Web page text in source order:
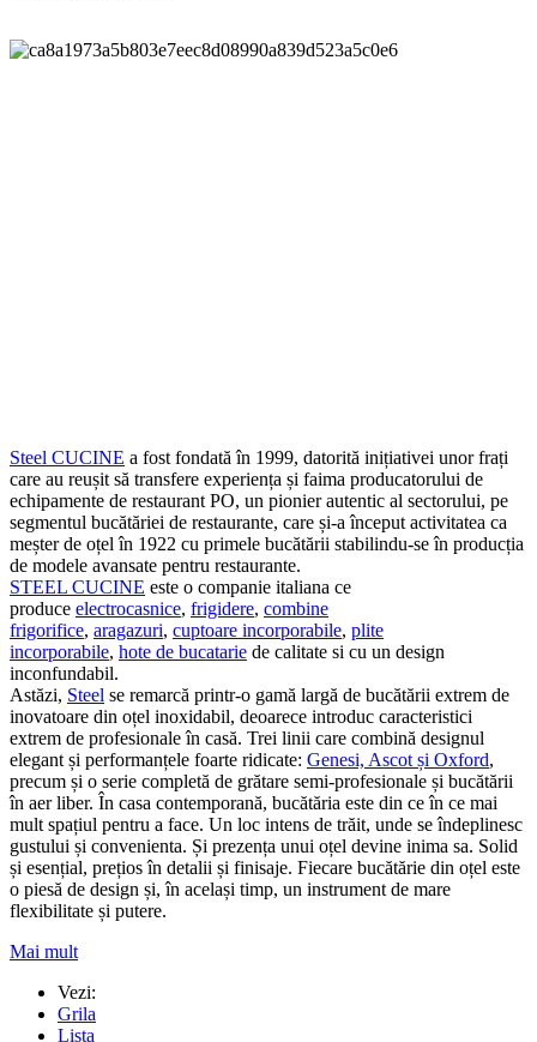
Steel CUCINE a fost fondată în 1999, datorită inițiativei unor frați
care au reușit să transfere experiența și faima producatorului de
echipamente de restaurant PO, un pionier autentic al sectorului, pe
segmentul bucătăriei de restaurante, care și-a început activitatea ca
meșter de oțel în 1922 cu primele bucătării stabilindu-se în producția
de modele avansate pentru restaurante.
STEEL CUCINE este o companie italiana ce
produce electrocasnice, frigidere, combine
frigorifice, aragazuri, cuptoare incorporabile, plite
incorporabile, hote de bucatarie de calitate si cu un design
inconfundabil.
Astăzi, Steel se remarcă printr-o gamă largă de bucătării extrem de
inovatoare din oțel inoxidabil, deoarece introduc caracteristici
extrem de profesionale în casă. Trei linii care combină designul
elegant și performanțele foarte ridicate: Genesi, Ascot și Oxford,
precum și o serie completă de grătare semi-profesionale și bucătării
în aer liber. În casa contemporană, bucătăria este din ce în ce mai
mult spațiul pentru a face. Un loc intens de trăit, unde se îndeplinesc
gustului și convenienta. Și prezența unui oțel devine inima sa. Solid
și esențial, prețios în detalii și finisaje. Fiecare bucătărie din oțel este
o piesă de design și, în același timp, un instrument de mare
flexibilitate și putere.
Mai mult
Vezi:
Grila
Lista